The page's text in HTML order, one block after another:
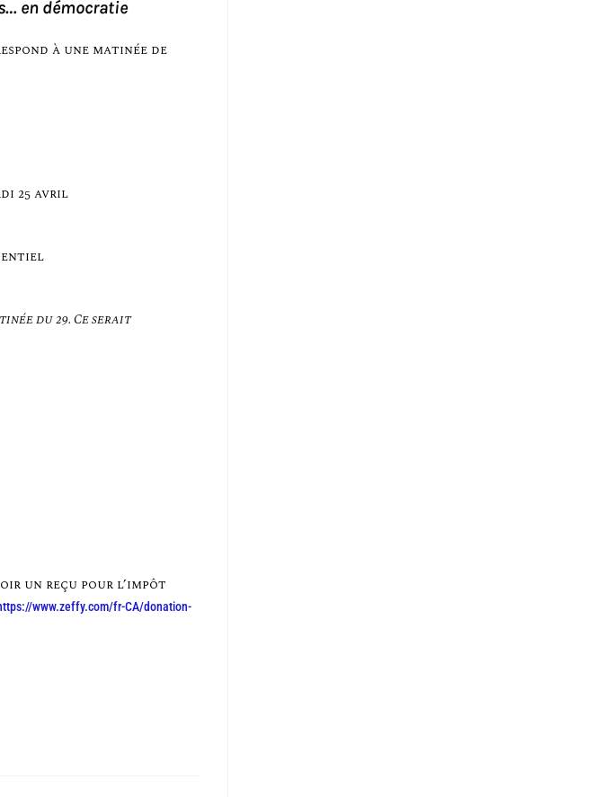
en démocratie
à une matinée de
25 avril
du 29. Ce serait
un reçu pour l’impôt
www.zeffy.com/fr-CA/donation-